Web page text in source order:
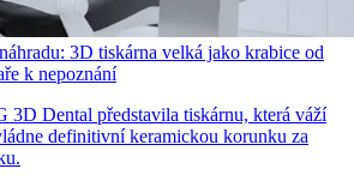
3D tiskárna velká jako krabice od
k nepoznání
Dental představila tiskárnu, která váží
definitivní keramickou korunku za